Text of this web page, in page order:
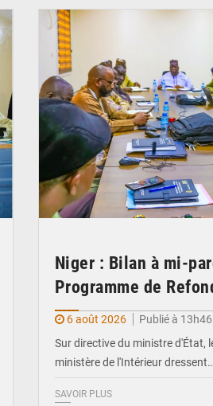
Niger : Bilan à mi-
Programme de
6 août 2026
Publié à 13h46
Sur directive du ministre d'État,
ministère de l'Intérieur
SAVOIR PLUS